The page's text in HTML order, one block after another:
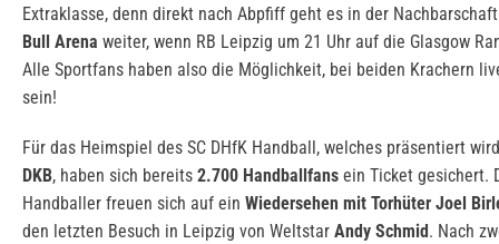
Extraklasse, denn direkt nach Abpfiff geht es in der
Bull Arena weiter, wenn RB Leipzig um 21 Uhr auf die Glasgow
Alle Sportfans haben also die Möglichkeit, bei beiden Krachern
sein!
Für das Heimspiel des SC DHfK Handball, welches präsentiert
DKB, haben sich bereits 2.700 Handballfans ein Ticket gesichert.
Handballer freuen sich auf ein Wiedersehen mit Torhüter Joel
den letzten Besuch in Leipzig von Weltstar Andy Schmid . Nach